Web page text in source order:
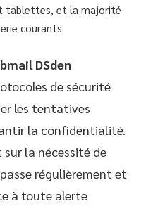
tablettes, et la majorité
courants.
DSden
de sécurité
les tentatives
la confidentialité.
la nécessité de
régulièrement et
à toute alerte